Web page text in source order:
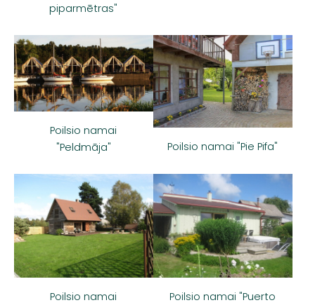
piparmētras"
Poilsio namai
"Peldmāja"
Poilsio namai "Pie Pifa"
Poilsio namai
Poilsio namai "Puerto